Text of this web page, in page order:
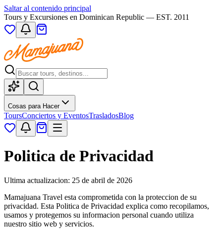
Saltar al contenido principal
Tours y Excursiones en Dominican Republic — EST. 2011
Cosas para Hacer
ToursConciertos y EventosTrasladosBlog
Politica de Privacidad
Ultima actualizacion: 25 de abril de 2026
Mamajuana Travel esta comprometida con la proteccion de su
privacidad. Esta Politica de Privacidad explica como recopilamos,
usamos y protegemos su informacion personal cuando utiliza
nuestro sitio web y servicios.